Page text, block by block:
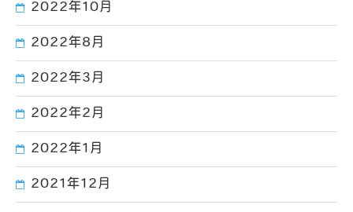
2022年10月
2022年8月
2022年3月
2022年2月
2022年1月
2021年12月